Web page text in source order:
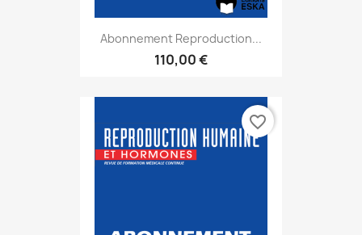
Abonnement Reproduction...
110,00 €
favorite_border